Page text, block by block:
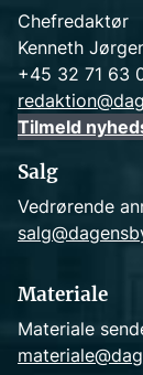
Chefredaktør
Kenneth
+45 32 71 63
Tilmeld
Salg
Vedrørende
Materiale
Materiale